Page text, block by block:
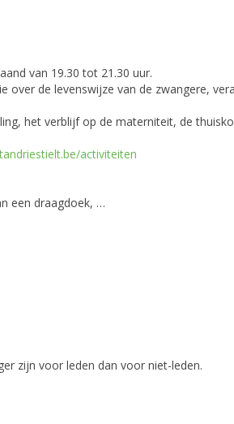
van 19.30 tot 21.30 uur.
de levenswijze van de zwangere,
het verblijf op de materniteit, de
activiteiten
een draagdoek, …
zijn voor leden dan voor niet-leden.